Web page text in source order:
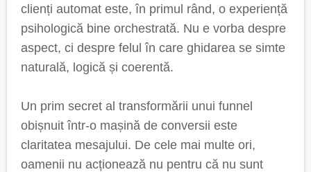
clienți automat este, în primul rând, o experiență
psihologică bine orchestrată. Nu e vorba despre
aspect, ci despre felul în care ghidarea se simte
naturală, logică și coerentă.
Un prim secret al transformării unui funnel
obișnuit într-o mașină de conversii este
claritatea mesajului. De cele mai multe ori,
oamenii nu acționează nu pentru că nu sunt